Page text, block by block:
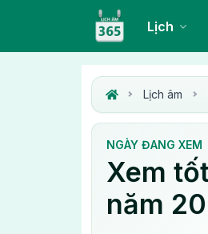
Lịch
Lịch âm
NGÀY ĐANG XEM
Xem
năm